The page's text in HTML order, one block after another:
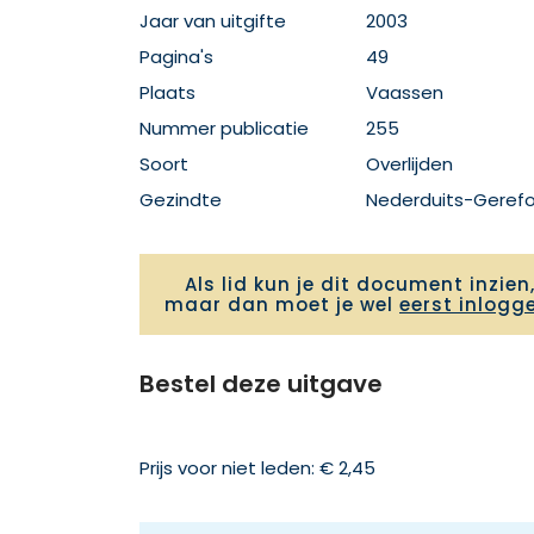
Jaar van uitgifte
2003
Pagina's
49
Plaats
Vaassen
Nummer publicatie
255
Soort
Overlijden
Gezindte
Nederduits-
Als lid kun je dit document inzien,
maar dan moet je wel eerst
Bestel deze uitgave
Prijs voor niet leden: € 2,45